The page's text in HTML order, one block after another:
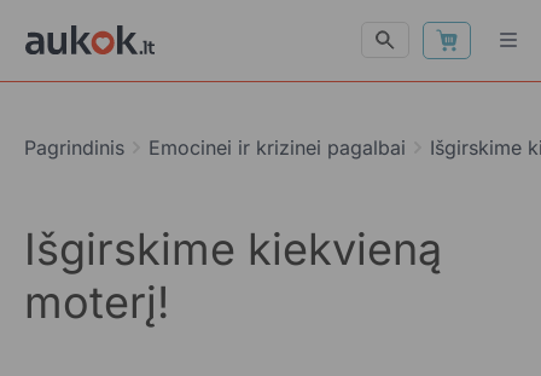
Pagrindinis Emocinei ir krizinei pagalbai Išgirskime
Išgirskime kiekvieną
moterį!